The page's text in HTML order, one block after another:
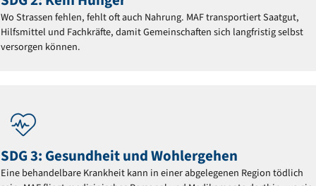
Wo Strassen fehlen, fehlt oft auch Nahrung. MAF transportiert Saatgut,
Hilfsmittel und Fachkräfte, damit Gemeinschaften sich langfristig selbst
versorgen können.
SDG 3: Gesundheit und Wohlergehen
Eine behandelbare Krankheit kann in einer abgelegenen Region tödlich